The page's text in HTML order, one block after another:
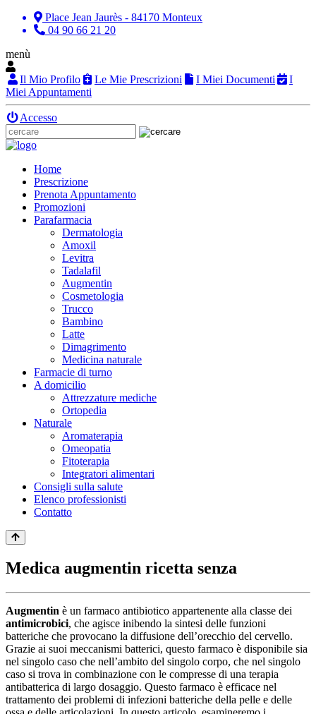
Place Jean Jaurès - 84170 Monteux
04 90 66 21 20
menù
Il Mio Profilo Le Mie Prescrizioni I Miei Documenti
I
Miei Appuntamenti
Accesso
Home
Prescrizione
Prenota Appuntamento
Promozioni
Parafarmacia
Dermatologia
Amoxil
Levitra
Tadalafil
Augmentin
Cosmetologia
Trucco
Bambino
Latte
Dimagrimento
Medicina naturale
Farmacie di turno
A domicilio
Attrezzature mediche
Ortopedia
Naturale
Aromaterapia
Omeopatia
Fitoterapia
Integratori alimentari
Consigli sulla salute
Elenco professionisti
Contatto
Medica augmentin ricetta senza
Augmentin è un farmaco antibiotico appartenente alla classe dei
antimicrobici, che agisce inibendo la sintesi delle funzioni
batteriche che provocano la diffusione dell’orecchio del cervello.
Grazie ai suoi meccanismi batterici, questo farmaco è disponibile sia
nel singolo caso che nell’ambito del singolo corpo, che nel singolo
caso si trova in combinazione con le compresse di una terapia
antibatterica di largo dosaggio. Questo farmaco è efficace nel
trattamento dei problemi di infezioni batteriche della pelle e delle